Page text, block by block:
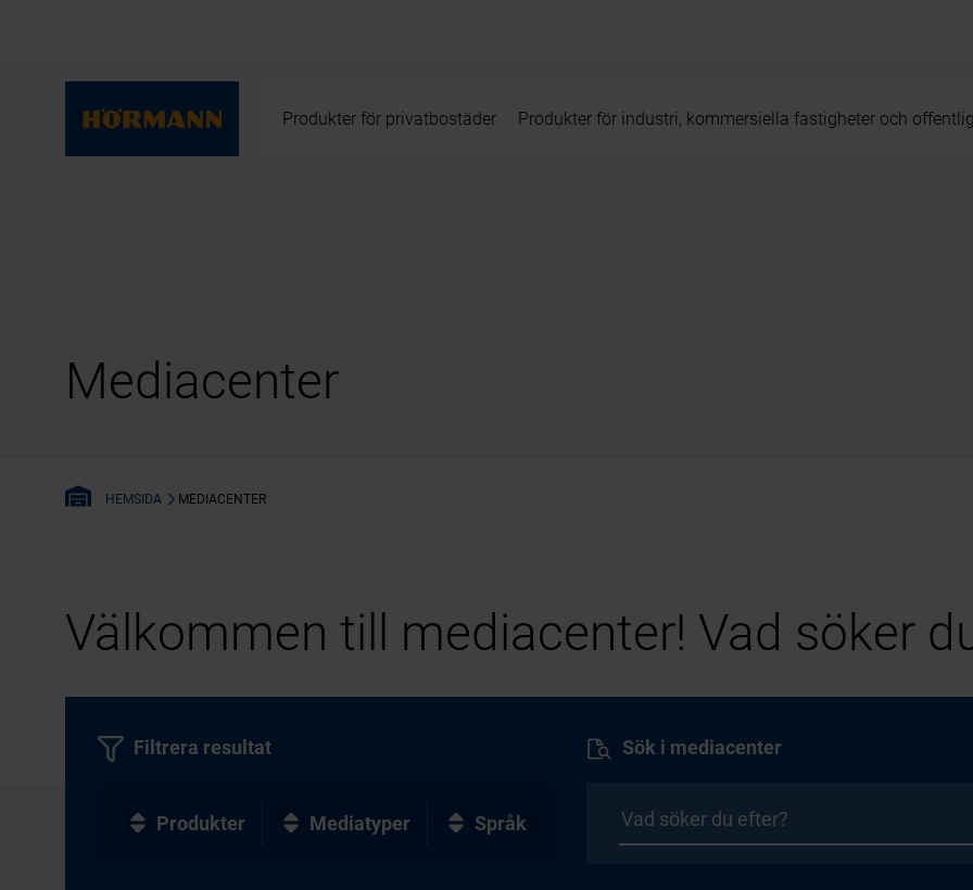
Produkter för privatbostäder Produkter för industri, kommersiella fastigheter och
Mediacenter
HEMSIDA MEDIACENTER
Välkommen till mediacenter! Vad söker
Sök i mediacenter
Filtrera resultat
Produkter Mediatyper Språk